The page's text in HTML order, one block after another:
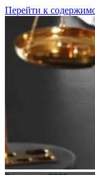
Перейти к